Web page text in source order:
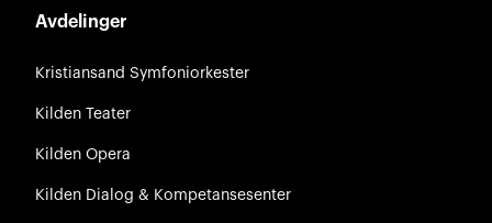
Avdelinger
Kristiansand Symfoniorkester
Kilden Teater
Kilden Opera
Kilden Dialog & Kompetansesenter